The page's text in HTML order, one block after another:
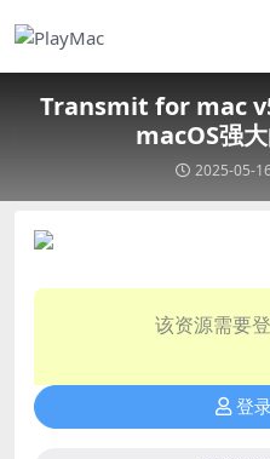
Transmit for mac
macOS强
2025-05-
该资源需要
登